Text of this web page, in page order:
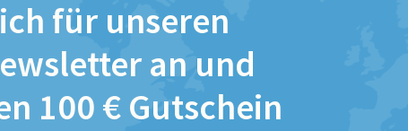
für unseren
an und
100 € Gutschein